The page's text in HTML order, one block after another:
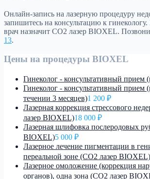
Онлайн-запись на лазерную процедуру
запишитесь на консультацию к
врач назначит CO2 лазер BIOXEL.
13.
Цены на процедуры BIOXEL
Гинеколог - консультативный прием
Гинеколог - консультативный прием
течении 3 месяцев)1 200 ₽
Лазерная коррекция стрессового
лазер BIOXEL)18 000 ₽
Лазерная шлифовка послеродовых
BIOXEL)5 000 ₽
Лазерное лечение пигментации в
переальной зоне (CO2 лазер BIOXEL)
Лазерное омоложение (коррекция
органов), одна зона (CO2 лазер